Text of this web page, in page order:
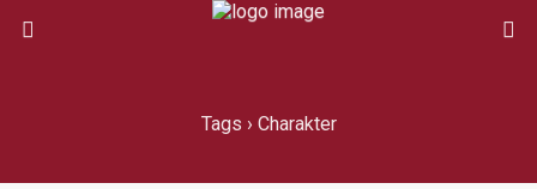
Tags › Charakter